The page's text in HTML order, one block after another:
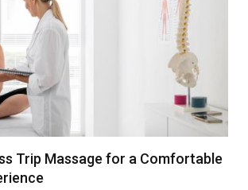
Trip Massage for a Comfortable